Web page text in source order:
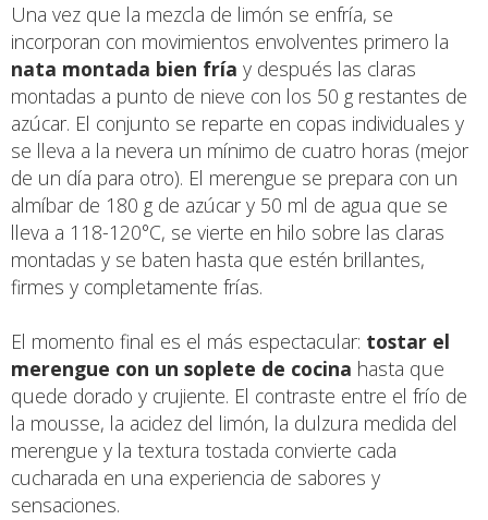
Una vez que la mezcla de limón se enfría, se
incorporan con movimientos envolventes primero la
nata montada bien fría y después las claras
montadas a punto de nieve con los 50 g restantes de
azúcar. El conjunto se reparte en copas individuales y
se lleva a la nevera un mínimo de cuatro horas (mejor
de un día para otro). El merengue se prepara con un
almíbar de 180 g de azúcar y 50 ml de agua que se
lleva a 118-120°C, se vierte en hilo sobre las claras
montadas y se baten hasta que estén brillantes,
firmes y completamente frías.
El momento final es el más espectacular: tostar el
merengue con un soplete de cocina hasta que
quede dorado y crujiente. El contraste entre el frío de
la mousse, la acidez del limón, la dulzura medida del
merengue y la textura tostada convierte cada
cucharada en una experiencia de sabores y
sensaciones.